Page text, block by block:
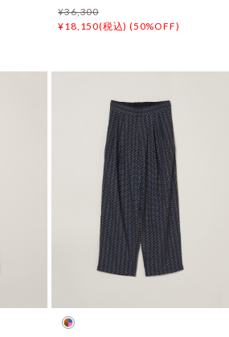
¥36,300
¥18,150(税込) (50%OFF)